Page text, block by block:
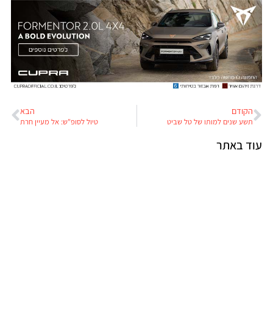
הקודם
תשע שנים למותו של טל שביט
הבא
טיול לסופ"ש: אל מעיין חרת
עוד באתר